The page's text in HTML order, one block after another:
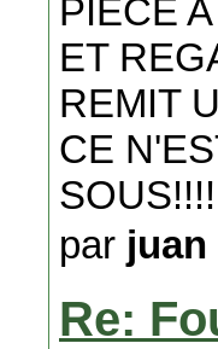
PIECE
ET
REMIT
CE
par juan
Re: